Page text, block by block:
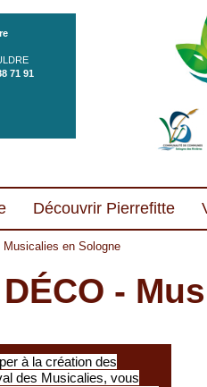
71 91
Découvrir Pierrefitte
en Sologne
-
à la création des
des Musicalies, vous